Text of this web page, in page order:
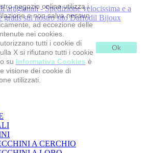
A CERCHIO
negozio online utilizza i
e non salva nessun
ad eccezione delle
nei cookies.
tutti i cookie di
X si rifiutano tutti i cookie
su Informativa Cookies è
visione dei cookie di
utilizzati.
Ok